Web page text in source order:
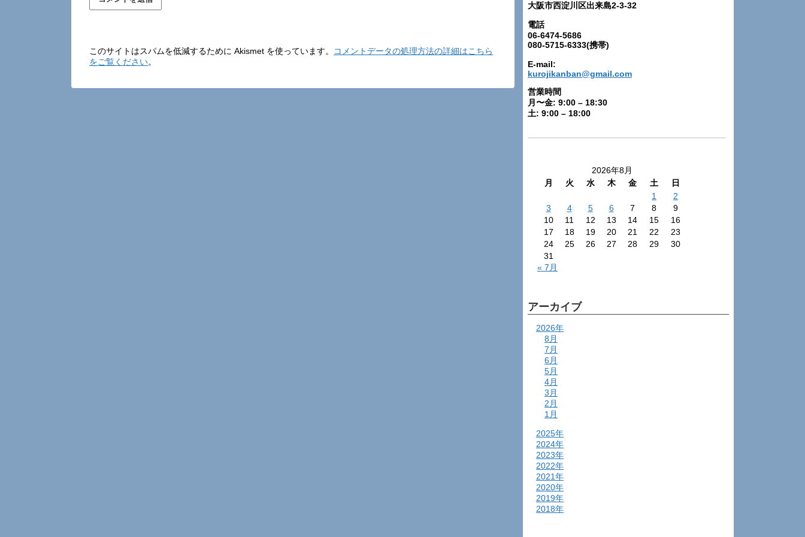
このサイトはスパムを低減するために Akismet を使っています。
コメントデータの処理方法の詳細はこちら
をご覧ください。
大阪市西淀川区出来島2-3-32
電話
06-6474-5686
080-5715-6333(携帯)
E-mail:
kurojikanban@gmail.com
営業時間
月〜金: 9:00 – 18:30
土: 9:00 – 18:00
2026年8月
月
火 水 木 金 土
日
1
2
3
4 5 6 7 8
9
10
11 12 13 14 15
16
17
18 19 20 21 22
23
24
25 26 27 28 29
30
31
« 7月
アーカイブ
2026年
8月
7月
6月
5月
4月
3月
2月
1月
2025年
2024年
2023年
2022年
2021年
2020年
2019年
2018年